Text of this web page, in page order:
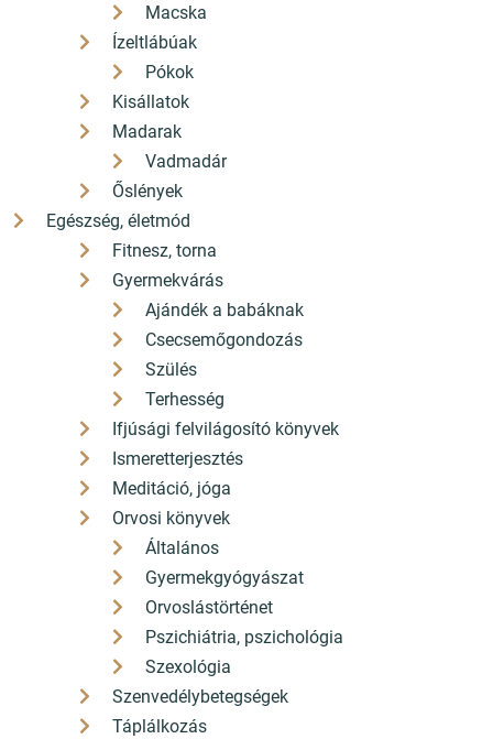
Macska
Ízeltlábúak
Pókok
Kisállatok
Madarak
Vadmadár
Őslények
Egészség, életmód
Fitnesz, torna
Gyermekvárás
Ajándék a babáknak
Csecsemőgondozás
Szülés
Terhesség
Ifjúsági felvilágosító könyvek
Ismeretterjesztés
Meditáció, jóga
Orvosi könyvek
Általános
Gyermekgyógyászat
Orvoslástörténet
Pszichiátria, pszichológia
Szexológia
Szenvedélybetegségek
Táplálkozás
AKCIÓS
Lingea francia
nyelvtani áttekintés
/Praktikus
példákkal
3 490 Ft
3 141Ft
Kedvezmény 349 Ft (10%)
ÁFÁ-val, Szállítási költségek
nélkül
Részletek
4 320
AKCIÓS
Színes kérdések és
válaszok francia
nyelvből - B1
szinten (CD
melléklettel)